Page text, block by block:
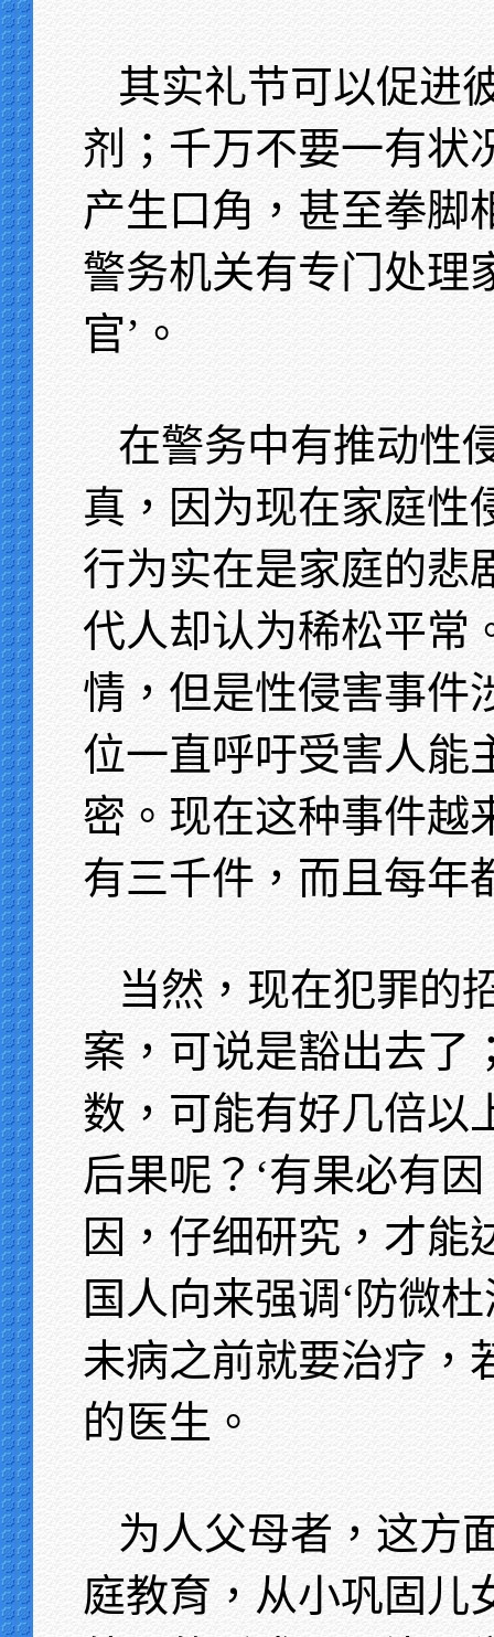
其实礼节可以促进
剂；千万不要一有状
产生口角，甚至拳
警务机关有专门处理
官’。
在警务中有推动性
真，因为现在家庭性
行为实在是家庭的悲
代人却认为稀松平常
情，但是性侵害事件
位一直呼吁受害人能
密。现在这种事件越
有三千件，而且每年
当然，现在犯罪的
案，可说是豁出去了
数，可能有好几倍以
后果呢？‘有果必有
因，仔细研究，才能
国人向来强调‘防微
未病之前就要治疗，
的医生。
为人父母者，这方
庭教育，从小巩固儿